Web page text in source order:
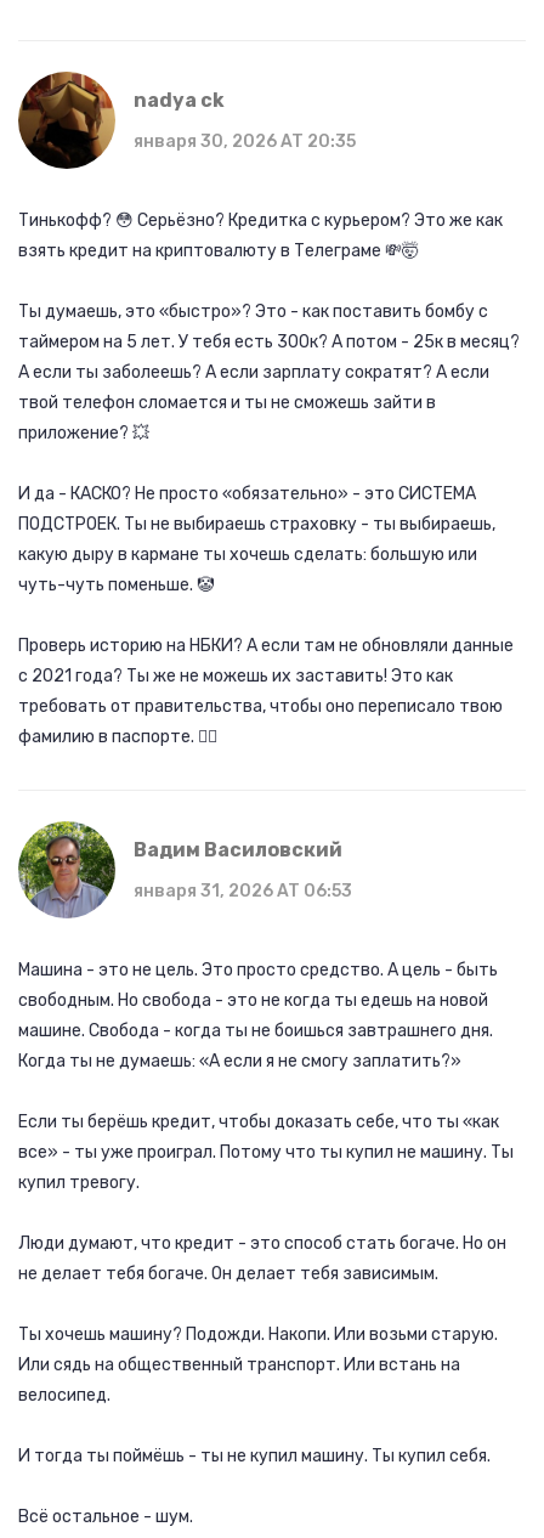
nadya ck
января 30, 2026 AT 20:35
Тинькофф? 😳 Серьёзно? Кредитка с курьером? Это же как
взять кредит на криптовалюту в Телеграме 💸🤯
Ты думаешь, это «быстро»? Это - как поставить бомбу с
таймером на 5 лет. У тебя есть 300к? А потом - 25к в месяц?
А если ты заболеешь? А если зарплату сократят? А если
твой телефон сломается и ты не сможешь зайти в
приложение? 💥
И да - КАСКО? Не просто «обязательно» - это СИСТЕМА
ПОДСТРОЕК. Ты не выбираешь страховку - ты выбираешь,
какую дыру в кармане ты хочешь сделать: большую или
чуть-чуть поменьше. 🤡
Проверь историю на НБКИ? А если там не обновляли данные
с 2021 года? Ты же не можешь их заставить! Это как
требовать от правительства, чтобы оно переписало твою
фамилию в паспорте. 🤷‍♀️
Вадим Василовский
января 31, 2026 AT 06:53
Машина - это не цель. Это просто средство. А цель - быть
свободным. Но свобода - это не когда ты едешь на новой
машине. Свобода - когда ты не боишься завтрашнего дня.
Когда ты не думаешь: «А если я не смогу заплатить?»
Если ты берёшь кредит, чтобы доказать себе, что ты «как
все» - ты уже проиграл. Потому что ты купил не машину. Ты
купил тревогу.
Люди думают, что кредит - это способ стать богаче. Но он
не делает тебя богаче. Он делает тебя зависимым.
Ты хочешь машину? Подожди. Накопи. Или возьми старую.
Или сядь на общественный транспорт. Или встань на
велосипед.
И тогда ты поймёшь - ты не купил машину. Ты купил себя.
Всё остальное - шум.